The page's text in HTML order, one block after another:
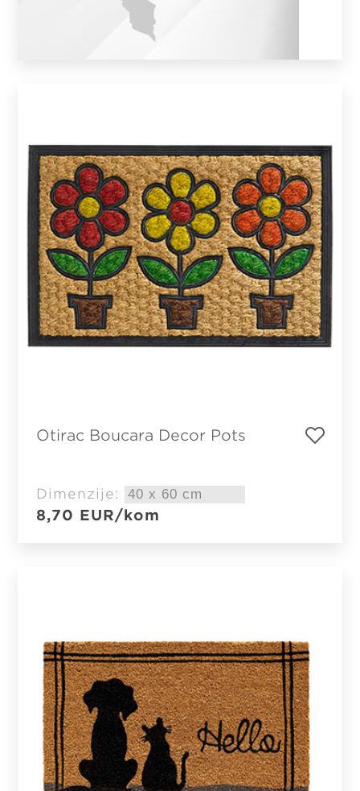
Otirac Boucara Decor Pots
Dimenzije:
8,70 EUR/kom